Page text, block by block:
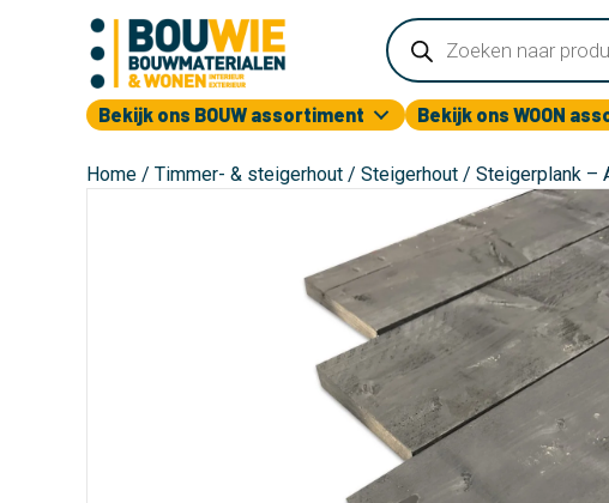
Producten
zoeken
Bekijk ons BOUW assortiment Bekijk ons WOON
Home / Timmer- & steigerhout / Steigerhout / Steigerplank –